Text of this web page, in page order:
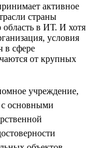
активное
страны
в ИТ. И хотя
условия
в сфере
от крупных
учреждение,
основными